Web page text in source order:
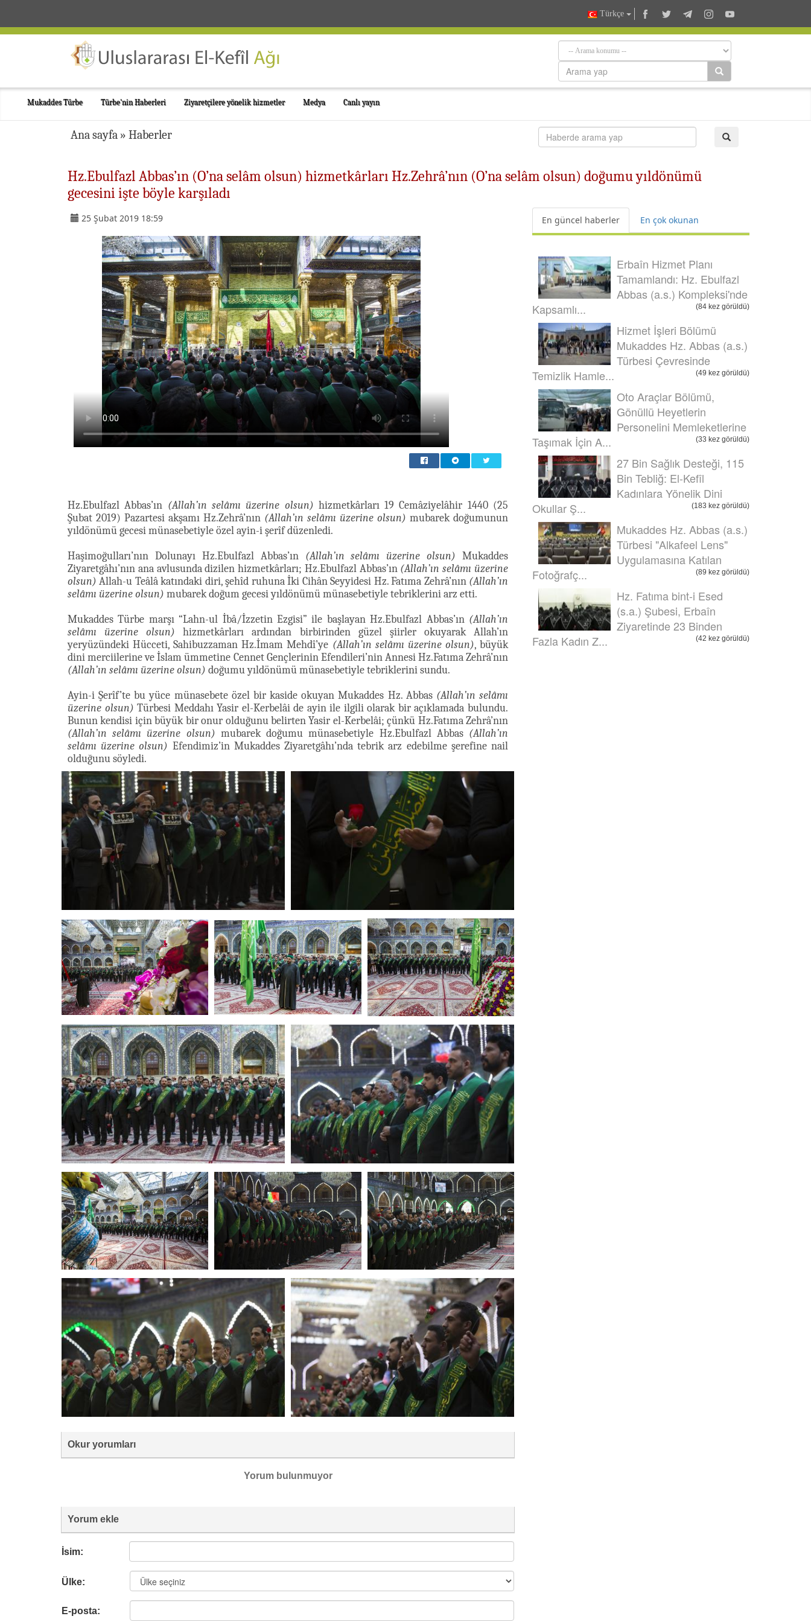
Türkçe
Mukaddes Türbe Türbe'nin Haberleri Ziyaretçilere yönelik hizmetler Medya Canlı yayın
Ana sayfa » Haberler
Hz.Ebulfazl Abbas’ın (O’na selâm olsun) hizmetkârları Hz.Zehrâ’nın (O’na selâm olsun) doğumu yıldönümü
gecesini işte böyle karşıladı
25 Şubat 2019 18:59
Hz.Ebulfazl Abbas’ın (Allah’ın selâmı üzerine olsun) hizmetkârları 19 Cemâziyelâhir 1440 (25
Şubat 2019) Pazartesi akşamı Hz.Zehrâ’nın (Allah’ın selâmı üzerine olsun) mubarek doğumunun
yıldönümü gecesi münasebetiyle özel ayin-i şerîf düzenledi.
Haşimoğulları’nın Dolunayı Hz.Ebulfazl Abbas’ın (Allah’ın selâmı üzerine olsun) Mukaddes
Ziyaretgâhı’nın ana avlusunda dizilen hizmetkârları; Hz.Ebulfazl Abbas’ın (Allah’ın selâmı üzerine
olsun) Allah-u Teâlâ katındaki diri, şehîd ruhuna İki Cihân Seyyidesi Hz. Fatıma Zehrâ’nın (Allah’ın
selâmı üzerine olsun) mubarek doğum gecesi yıldönümü münasebetiyle tebriklerini arz etti.
Mukaddes Türbe marşı “Lahn-ul İbâ/İzzetin Ezgisi” ile başlayan Hz.Ebulfazl Abbas’ın (Allah’ın
selâmı üzerine olsun) hizmetkârları ardından birbirinden güzel şiirler okuyarak Allah’ın
yeryüzündeki Hücceti, Sahibuzzaman Hz.İmam Mehdî’ye (Allah’ın selâmı üzerine olsun), büyük
dini merciilerine ve İslam ümmetine Cennet Gençlerinin Efendileri’nin Annesi Hz.Fatıma Zehrâ’nın
(Allah’ın selâmı üzerine olsun) doğumu yıldönümü münasebetiyle tebriklerini sundu.
Ayin-i Şerîf’te bu yüce münasebete özel bir kaside okuyan Mukaddes Hz. Abbas (Allah’ın selâmı
üzerine olsun) Türbesi Meddahı Yasir el-Kerbelâi de ayin ile ilgili olarak bir açıklamada bulundu.
Bunun kendisi için büyük bir onur olduğunu belirten Yasir el-Kerbelâi; çünkü Hz.Fatıma Zehrâ’nın
(Allah’ın selâmı üzerine olsun) mubarek doğumu münasebetiyle Hz.Ebulfazl Abbas (Allah’ın
selâmı üzerine olsun) Efendimiz’in Mukaddes Ziyaretgâhı’nda tebrik arz edebilme şerefine nail
olduğunu söyledi.
Okur yorumları
Yorum bulunmuyor
Yorum ekle
İsim:
Ülke:
E-posta:
En güncel haberler En çok okunan
Erbaîn Hizmet Planı
Tamamlandı: Hz. Ebulfazl
Abbas (a.s.) Kompleksi'nde
Kapsamlı...
(84 kez görüldü)
Hizmet İşleri Bölümü
Mukaddes Hz. Abbas (a.s.)
Türbesi Çevresinde
Temizlik Hamle...
(49 kez görüldü)
Oto Araçlar Bölümü,
Gönüllü Heyetlerin
Personelini Memleketlerine
Taşımak İçin A...
(33 kez görüldü)
27 Bin Sağlık Desteği, 115
Bin Tebliğ: El-Kefîl
Kadınlara Yönelik Dini
Okullar Ş...
(183 kez görüldü)
Mukaddes Hz. Abbas (a.s.)
Türbesi "Alkafeel Lens"
Uygulamasına Katılan
Fotoğrafç...
(89 kez görüldü)
Hz. Fatıma bint-i Esed
(s.a.) Şubesi, Erbaîn
Ziyaretinde 23 Binden
Fazla Kadın Z...
(42 kez görüldü)